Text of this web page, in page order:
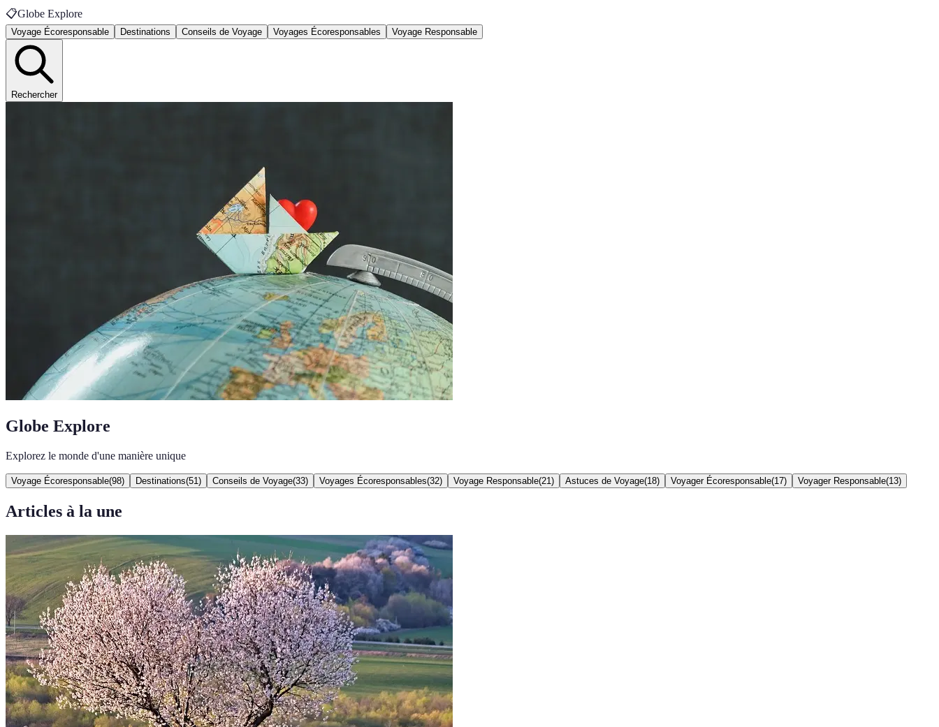
📋Globe Explore
Voyage Écoresponsable Destinations Conseils de Voyage Voyages Écoresponsables Voyage Responsable
Rechercher
Globe Explore
Explorez le monde d'une manière unique
Voyage Écoresponsable(98) Destinations(51 ) Conseils de Voyage(33) Voyages Écoresponsables(32) Voyage Responsable(21 ) Astuces de Voyage(18) Voyager Écoresponsable(17) Voyager Responsable(13)
Articles à la une